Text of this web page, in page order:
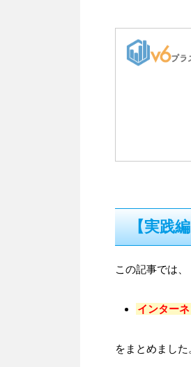
【実践
この記事では、
インター
をまとめました